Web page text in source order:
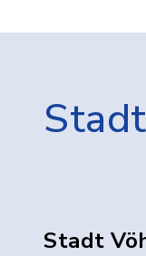
Stadt